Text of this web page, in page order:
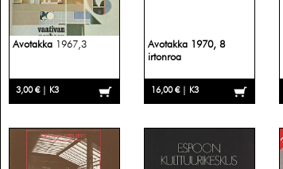
Avotakka 1967,3
3,00 € | K3
Avotakka 1970, 8
irtonroa
16,00 € | K3